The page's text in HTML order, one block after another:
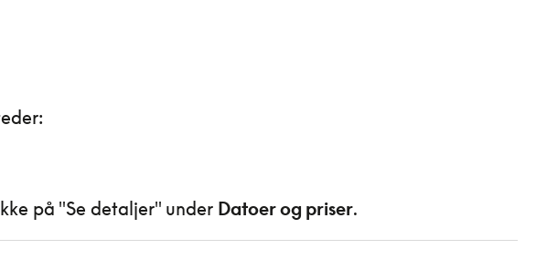
på "Se detaljer" under Datoer og priser.